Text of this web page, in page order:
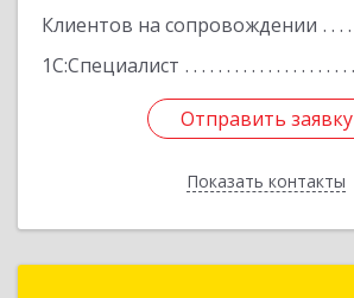
Клиентов на сопровождении
1С:Специалист
Отправить заявку
Показать контакты
Отправить заявку
Назад